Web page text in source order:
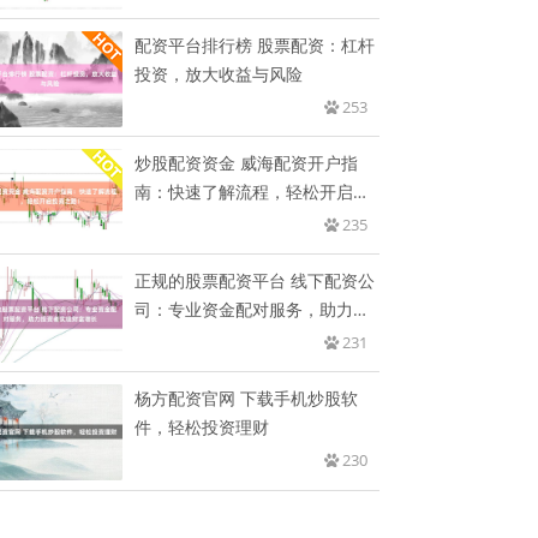
配资平台排行榜 股票配资：杠杆
投资，放大收益与风险
253
炒股配资资金 威海配资开户指
南：快速了解流程，轻松开启投
235
正规的股票配资平台 线下配资公
司：专业资金配对服务，助力投
231
杨方配资官网 下载手机炒股软
件，轻松投资理财
230